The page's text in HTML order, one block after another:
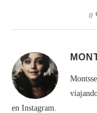
0
en Instagram.